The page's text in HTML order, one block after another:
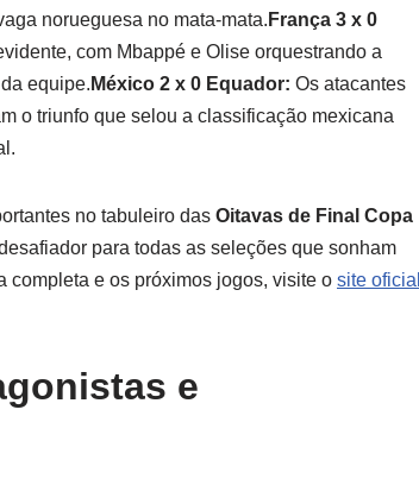
norueguesa no mata-mata. França 3 x 0
com Mbappé e Olise orquestrando a
equipe. México 2 x 0 Equador: Os atacantes
o triunfo que selou a classificação mexicana
no tabuleiro das Oitavas de Final Copa
para todas as seleções que sonham
completa e os próximos jogos, visite o site oficial
e